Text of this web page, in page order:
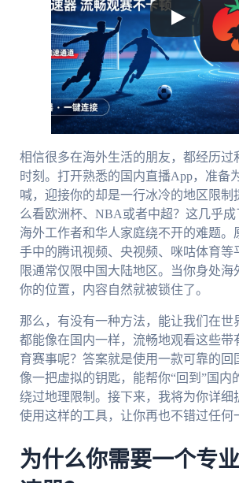
相信很多在海外生活的朋友，都经历过
时刻。打开熟悉的国内直播App，准备
喊，迎接你的却是一行冰冷的地区限制
么看欧洲杯、NBA或者中超？这几乎成
海外工作者和华人家庭绕不开的难题。
手中的腾讯视频、央视频、咪咕体育等
限通常仅限中国大陆地区。当你身处海
你的位置，内容自然就被锁住了。
那么，有没有一种方法，能让我们在世
都能像在国内一样，流畅地观看这些带
育赛事呢？答案就是使用一款可靠的回
像一把虚拟的钥匙，能帮你“回到”国内
绕过地理限制。接下来，我将为你详细
使用这样的工具，让你再也不错过任何
为什么你需要一个专